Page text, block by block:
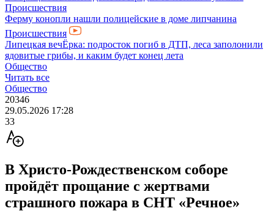
Происшествия
Ферму конопли нашли полицейские в доме липчанина
Происшествия
Липецкая вечЁрка: подросток погиб в ДТП, леса заполонили
ядовитые грибы, и каким будет конец лета
Общество
Читать все
Общество
20346
29.05.2026 17:28
33
В Христо-Рождественском соборе
пройдёт прощание с жертвами
страшного пожара в СНТ «Речное»